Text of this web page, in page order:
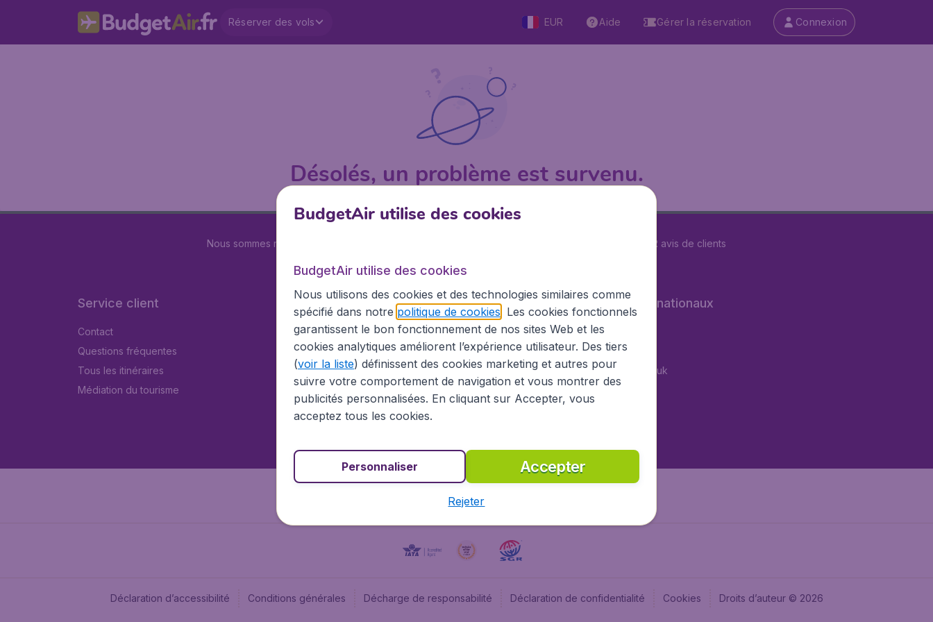
Réserver des vols EUR Aide Gérer la réservation Connexion
Désolés, un problème est survenu.
Nous sommes notés 29572 avis de clients
Service client
Contact
Questions fréquentes
Tous les itinéraires
Médiation du tourisme
BudgetAir.fr
À propos
Information Légale
Carrières
Devenez partenaire
Vols pas chers
Sites internationaux
BudgetAir.es
BudgetAir.it
BudgetAir.co.uk
Déclaration d’accessibilité Conditions générales Décharge de responsabilité Déclaration de confidentialité Cookies Droits d’auteur © 2026
BudgetAir utilise des cookies
BudgetAir utilise des cookies
Nous utilisons des cookies et des technologies similaires comme
spécifié dans notre politique de cookies . Les cookies fonctionnels
garantissent le bon fonctionnement de nos sites Web et les
cookies analytiques améliorent l’expérience utilisateur. Des tiers
(voir la liste) définissent des cookies marketing et autres pour
suivre votre comportement de navigation et vous montrer des
publicités personnalisées. En cliquant sur Accepter, vous
acceptez tous les cookies.
Accepter
Personnaliser
Rejeter